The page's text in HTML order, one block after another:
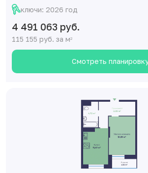
ключи: 2026 год
4 491 063 руб.
115 155 руб. за м2
Смотреть